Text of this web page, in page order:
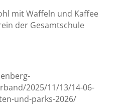
mit Waffeln und Kaffee
der Gesamtschule
2025/11/13/14-06-
und-parks-2026/